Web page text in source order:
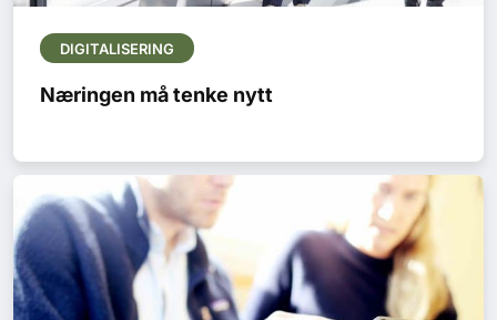
DIGITALISERING
Næringen må tenke nytt